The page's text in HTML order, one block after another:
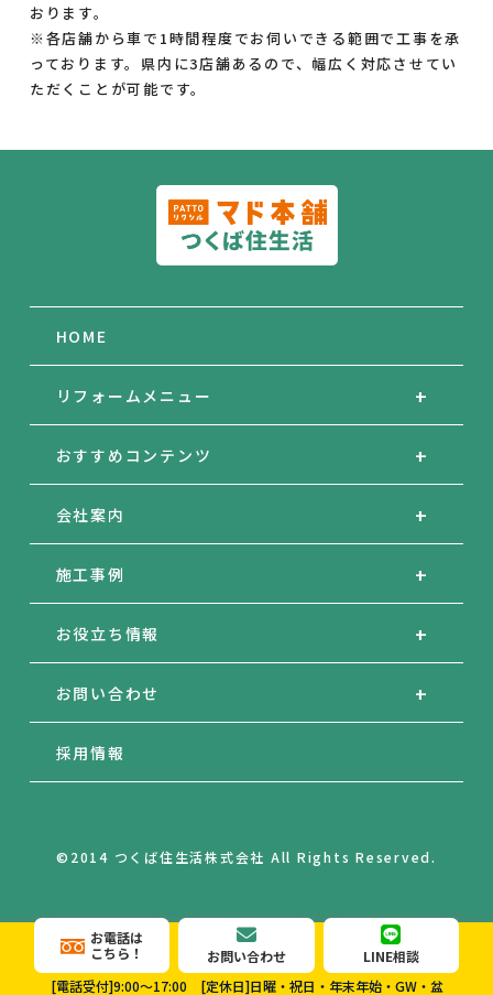
お電話は
こちら！
お問い合わせ
LINE相談
[電話受付]9:00～17:00 [定休日]日曜・祝日・年末年始・GW・盆
おります。
※各店舗から車で1時間程度でお伺いできる範囲で工事を承
っております。県内に3店舗あるので、幅広く対応させてい
ただくことが可能です。
HOME
リフォームメニュー
おすすめコンテンツ
会社案内
施工事例
お役立ち情報
お問い合わせ
採用情報
©2014 つくば住生活株式会社 All Rights Reserved.